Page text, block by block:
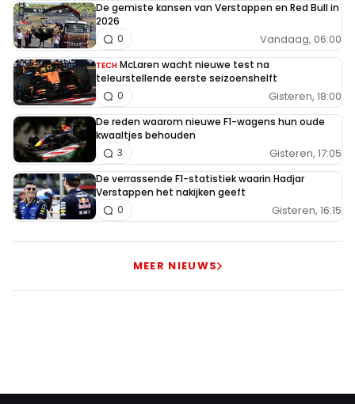
De gemiste kansen van Verstappen en Red Bull in
2026
Vandaag, 06:00
0
TECH McLaren wacht nieuwe test na
teleurstellende eerste seizoenshelft
Gisteren, 18:00
0
De reden waarom nieuwe F1-wagens hun oude
kwaaltjes behouden
Gisteren, 17:05
3
De verrassende F1-statistiek waarin Hadjar
Verstappen het nakijken geeft
Gisteren, 16:15
0
MEER NIEUWS